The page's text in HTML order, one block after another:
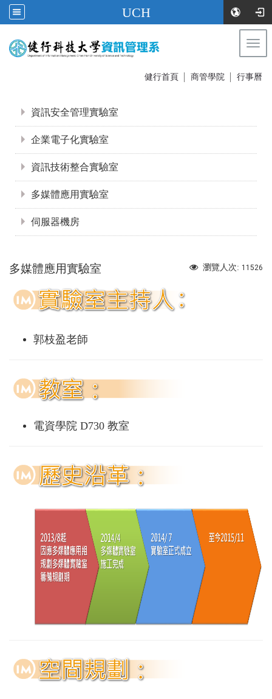
UCH
健行首頁 商管學院 行事曆
資訊安全管理實驗室
企業電子化實驗室
資訊技術整合實驗室
多媒體應用實驗室
伺服器機房
瀏覽人次: 11526
多媒體應用實驗室
郭枝盈老師
電資學院 D730 教室